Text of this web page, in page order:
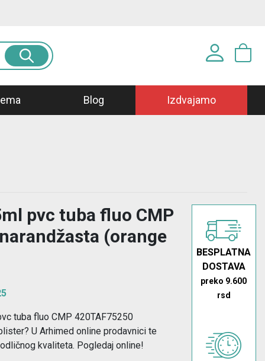
PRIJAVA
Registracija | Zaboravljena lozinka?
Blog Izdvajamo
pvc tuba fluo CMP
(orange
tuba fluo CMP 420TAF75250
U Arhimed online prodavnici te
kvaliteta. Pogledaj online!
BESPLATNA
DOSTAVA
preko 9.600
rsd